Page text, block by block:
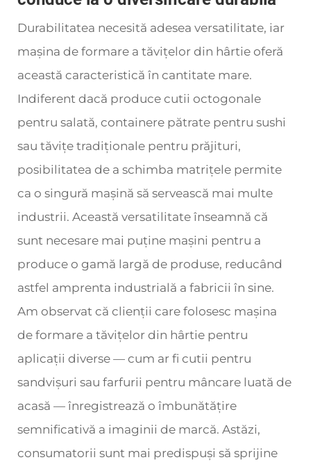
Durabilitatea necesită adesea versatilitate, iar
mașina de formare a tăvițelor din hârtie oferă
această caracteristică în cantitate mare.
Indiferent dacă produce cutii octogonale
pentru salată, containere pătrate pentru sushi
sau tăvițe tradiționale pentru prăjituri,
posibilitatea de a schimba matrițele permite
ca o singură mașină să servească mai multe
industrii. Această versatilitate înseamnă că
sunt necesare mai puține mașini pentru a
produce o gamă largă de produse, reducând
astfel amprenta industrială a fabricii în sine.
Am observat că clienții care folosesc mașina
de formare a tăvițelor din hârtie pentru
aplicații diverse — cum ar fi cutii pentru
sandvișuri sau farfurii pentru mâncare luată de
acasă — înregistrează o îmbunătățire
semnificativă a imaginii de marcă. Astăzi,
consumatorii sunt mai predispuși să sprijine